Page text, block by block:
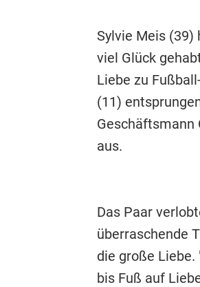
Sylvie Meis
viel Glück
Liebe zu
(11)
Geschäftsmann
aus.
Das Paar
überraschende
die große
bis Fuß auf